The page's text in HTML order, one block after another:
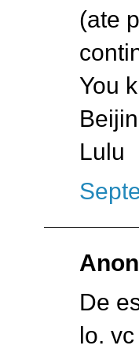
(ate
You
Lulu
De
lo.